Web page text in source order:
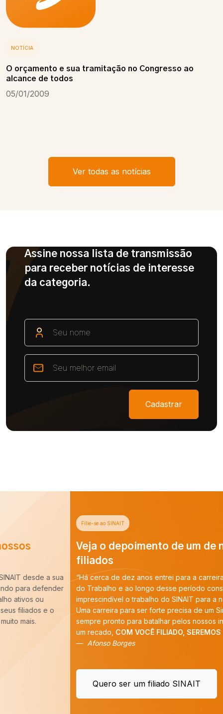
NOTÍCIA
O orçamento e sua tramitação no Congresso ao
alcance de todos
05/01/2009
Ver todas as notícias
Assine nossa lista de transmissão
para receber notícias de interesse
da categoria.
Cadastrar
Veja o depoimento de um de nossos
“Há cerca de dez anos entrei para a carreira de Auditoria-Fiscal
do Trabalho e ao longo desse período constatei que é
imprescindível o trabalho do SINAIT para a nossa categoria.
Uma carreira para ser forte precisa de um Sindicato forte,
sempre pronto para batalhar pelos nossos interesses. E tenho
COM VOCÊ FILIADO, SEREMOS MAIS!”
Quero ser um filiado SINAIT